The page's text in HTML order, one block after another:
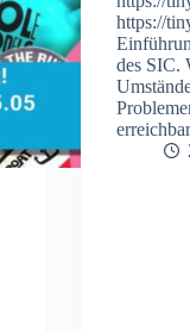
https://
des SIC.